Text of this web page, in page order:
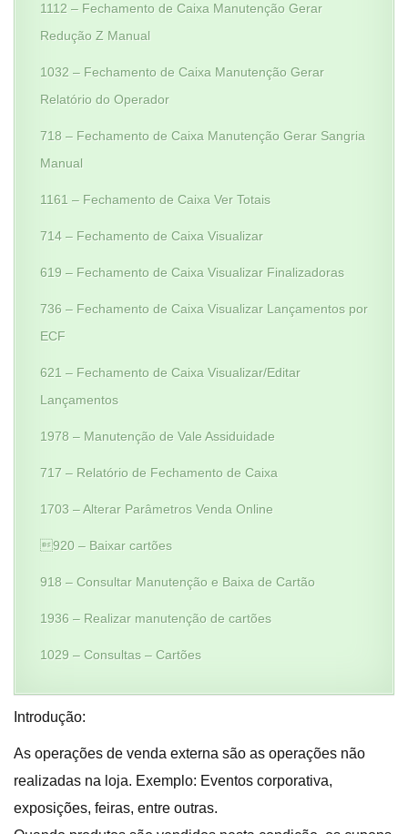
1112 – Fechamento de Caixa Manutenção Gerar
Redução Z Manual
1032 – Fechamento de Caixa Manutenção Gerar
Relatório do Operador
718 – Fechamento de Caixa Manutenção Gerar Sangria
Manual
1161 – Fechamento de Caixa Ver Totais
714 – Fechamento de Caixa Visualizar
619 – Fechamento de Caixa Visualizar Finalizadoras
736 – Fechamento de Caixa Visualizar Lançamentos por
ECF
621 – Fechamento de Caixa Visualizar/Editar
Lançamentos
1978 – Manutenção de Vale Assiduidade
717 – Relatório de Fechamento de Caixa
1703 – Alterar Parâmetros Venda Online
920 – Baixar cartões
918 – Consultar Manutenção e Baixa de Cartão
1936 – Realizar manutenção de cartões
1029 – Consultas – Cartões
Introdução:
As operações de venda externa são as operações não
realizadas na loja. Exemplo: Eventos corporativa,
exposições, feiras, entre outras.